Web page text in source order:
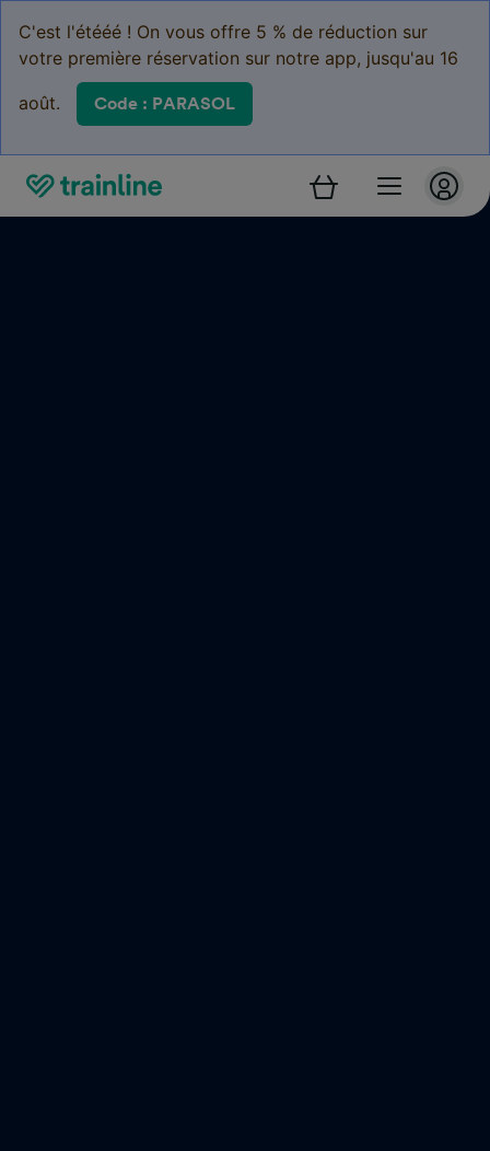
C'est l'étééé ! On vous offre 5 % de réduction sur
votre première réservation sur notre app, jusqu'au 16
août. Code : PARASOL